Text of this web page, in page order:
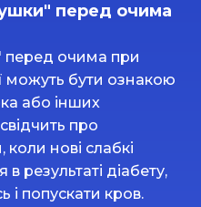
перед очима
перед очима при
можуть бути ознакою
або інших
про
нові слабкі
результаті діабету,
попускати кров.